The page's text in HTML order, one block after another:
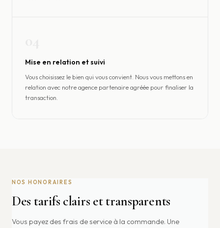
Mise en relation et suivi
Vous choisissez le bien qui vous convient. Nous vous mettons en
relation avec notre agence partenaire agréée pour finaliser la
transaction.
NOS HONORAIRES
Des tarifs clairs et transparents
Vous payez des frais de service à la commande. Une